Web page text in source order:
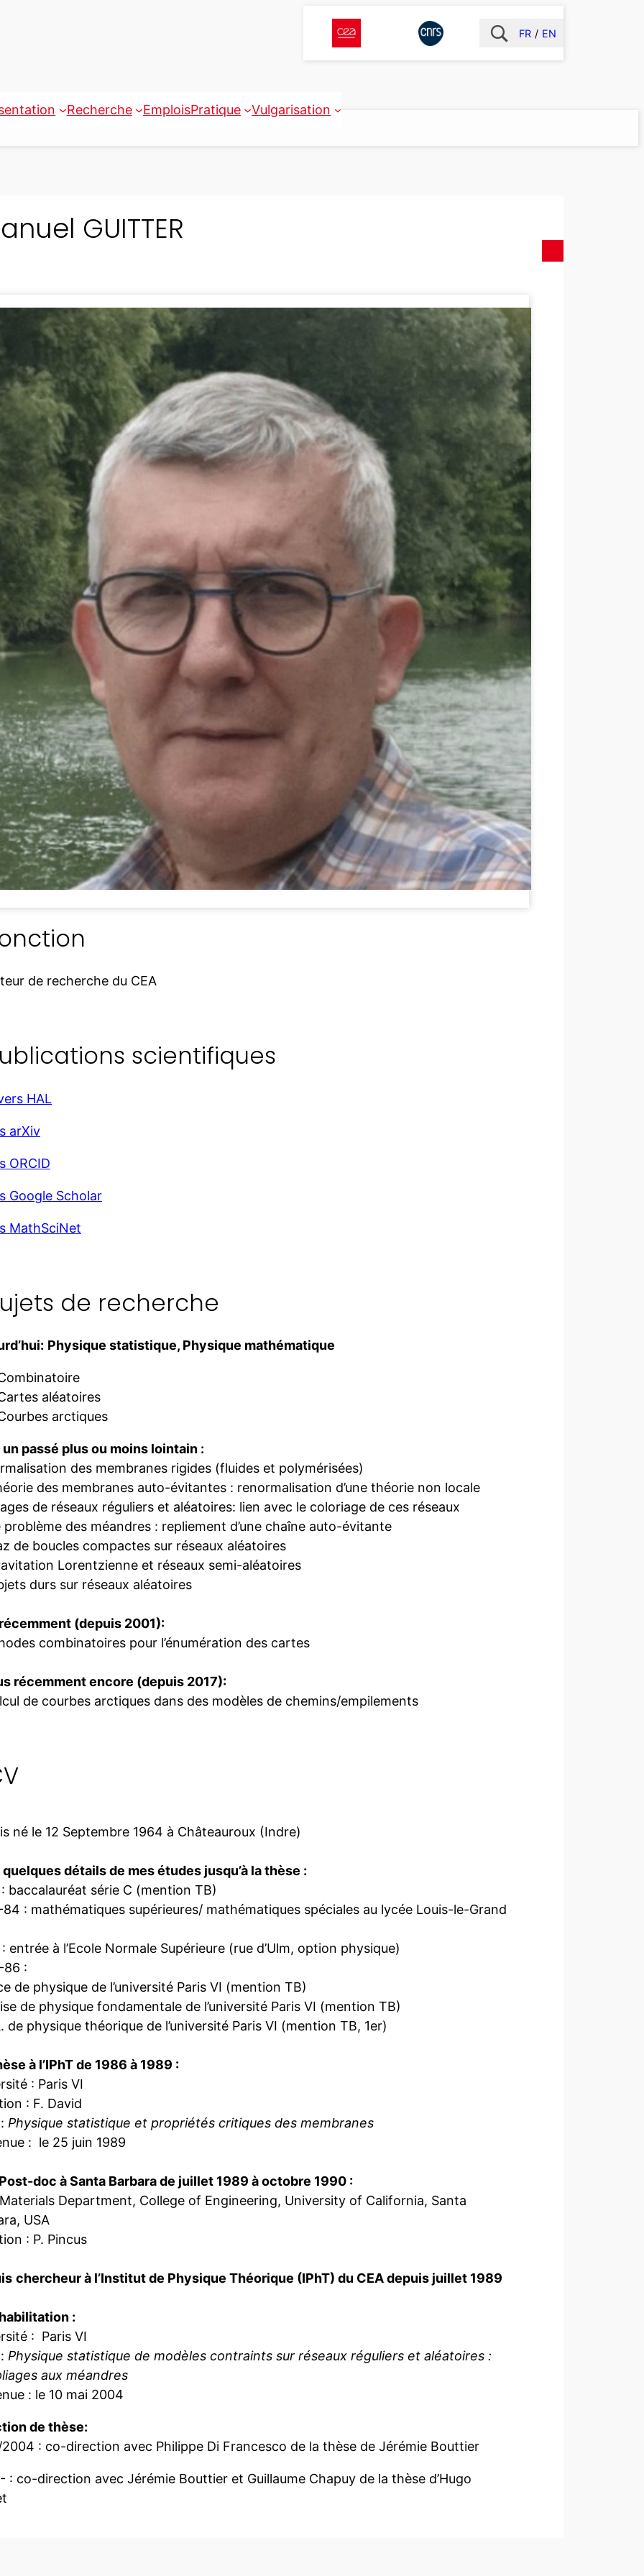
FR EN
Recherche EmploisPratique Vulgarisation
GUITTER
Chercheur en physique théorique
Tél. : +33 1 69 08 81 17
E-mail :
emmanuel.guitter@cea.fr
de recherche du CEA
scientifiques
HAL
arXiv
ORCID
Google Scholar
MathSciNet
de recherche
Physique statistique, Physique mathématique
aléatoires
arctiques
un passé plus ou moins lointain :
des membranes rigides (fluides et polymérisées)
des membranes auto-évitantes : renormalisation d’une théorie non locale
de réseaux réguliers et aléatoires: lien avec le coloriage de ces réseaux
des méandres : repliement d’une chaîne auto-évitante
boucles compactes sur réseaux aléatoires
Lorentzienne et réseaux semi-aléatoires
durs sur réseaux aléatoires
(depuis 2001):
combinatoires pour l’énumération des cartes
récemment encore (depuis 2017):
de courbes arctiques dans des modèles de chemins/empilements
né le 12 Septembre 1964 à Châteauroux (Indre)
détails de mes études jusqu’à la thèse :
baccalauréat série C (mention TB)
: mathématiques supérieures/ mathématiques spéciales au lycée Louis-le-Grand
entrée à l’Ecole Normale Supérieure (rue d’Ulm, option physique)
86 :
de physique de l’université Paris VI (mention TB)
de physique fondamentale de l’université Paris VI (mention TB)
de physique théorique de l’université Paris VI (mention TB, 1er)
à l’IPhT de 1986 à 1989 :
: Paris VI
: F. David
Physique statistique et propriétés critiques des membranes
: le 25 juin 1989
doc à Santa Barbara de juillet 1989 à octobre 1990 :
Department, College of Engineering, University of California, Santa
USA
: P. Pincus
chercheur à l’Institut de Physique Théorique (IPhT) du CEA depuis juillet 1989
:
: Paris VI
Physique statistique de modèles contraints sur réseaux réguliers et aléatoires :
aux méandres
: le 10 mai 2004
de thèse:
: co-direction avec Philippe Di Francesco de la thèse de Jérémie Bouttier
: co-direction avec Jérémie Bouttier et Guillaume Chapuy de la thèse d’Hugo